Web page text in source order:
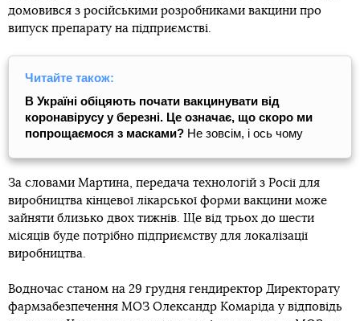
домовився з російськими розробниками вакцини про
випуск препарату на підприємстві.
Читайте також:
В Україні обіцяють почати вакцинувати від
коронавірусу у березні. Це означає, що скоро ми
попрощаємося з масками? Не зовсім, і ось чому
За словами Мартина, передача технологій з Росії для
виробництва кінцевої лікарської форми вакцини може
зайняти близько двох тижнів. Ще від трьох до шести
місяців буде потрібно підприємству для локалізації
виробництва.
Водночас станом на 29 грудня гендиректор Директорату
фармзабезпечення МОЗ Олександр Комаріда у відповідь